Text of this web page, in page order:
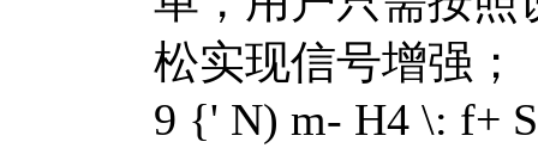
松实现信号增强；
9 {' N) m- H4 \: f+ S